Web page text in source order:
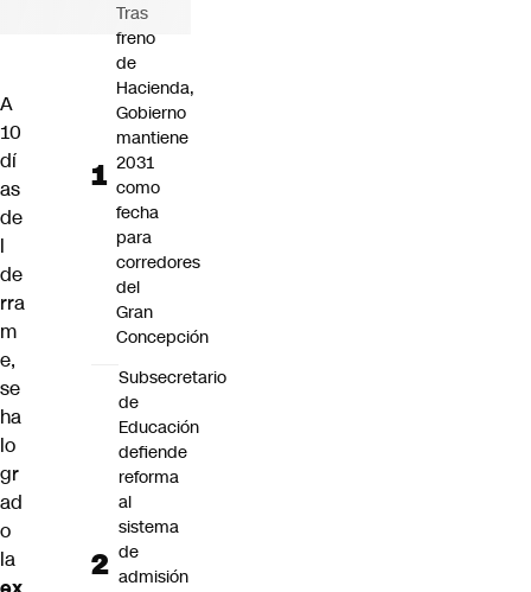
A
10
dí
as
de
l
de
rra
m
e,
se
ha
lo
gr
ad
o
la
Tras
freno
de
Hacienda,
Gobierno
mantiene
2031
como
fecha
para
corredores
del
Gran
Concepción
Subsecretario
de
Educación
defiende
reforma
al
sistema
de
admisión